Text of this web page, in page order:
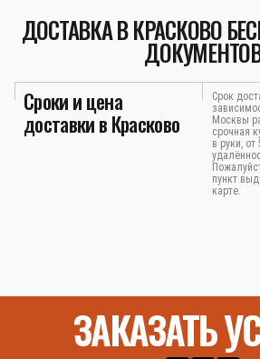
ДОСТАВКА В КРАСКОВО
Сроки и цена
доставки в Красково
Срок
Москвы
срочная
в руки,
пункт
карте.
ЗАКАЗАТЬ